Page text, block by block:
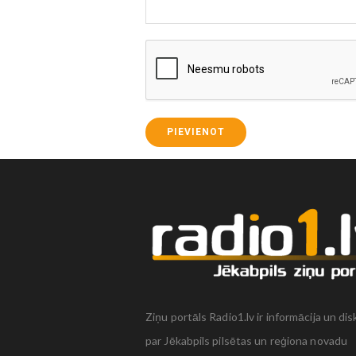
PIEVIENOT
Ziņu portāls Radio1.lv ir informācija un
par Jēkabpils pilsētas un reģiona novadu